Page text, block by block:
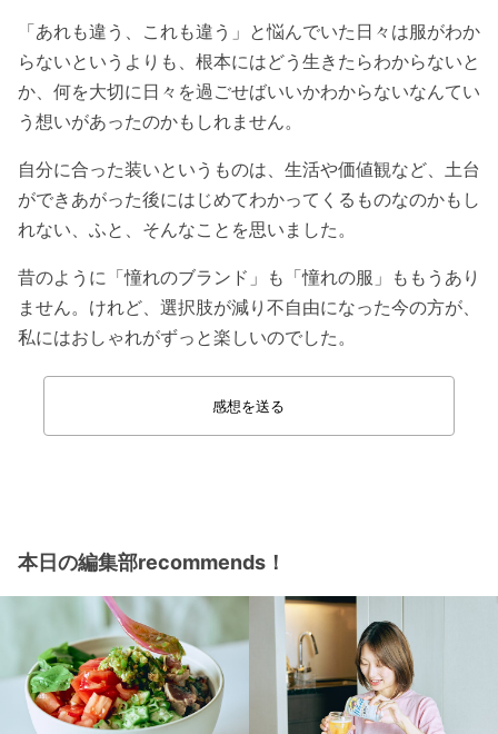
「あれも違う、これも違う」と悩んでいた日々は服がわか
らないというよりも、根本にはどう生きたらわからないと
か、何を大切に日々を過ごせばいいかわからないなんてい
う想いがあったのかもしれません。
自分に合った装いというものは、生活や価値観など、土台
ができあがった後にはじめてわかってくるものなのかもし
れない、ふと、そんなことを思いました。
昔のように「憧れのブランド」も「憧れの服」ももうあり
ません。けれど、選択肢が減り不自由になった今の方が、
私にはおしゃれがずっと楽しいのでした。
感想を送る
本日の編集部recommends！